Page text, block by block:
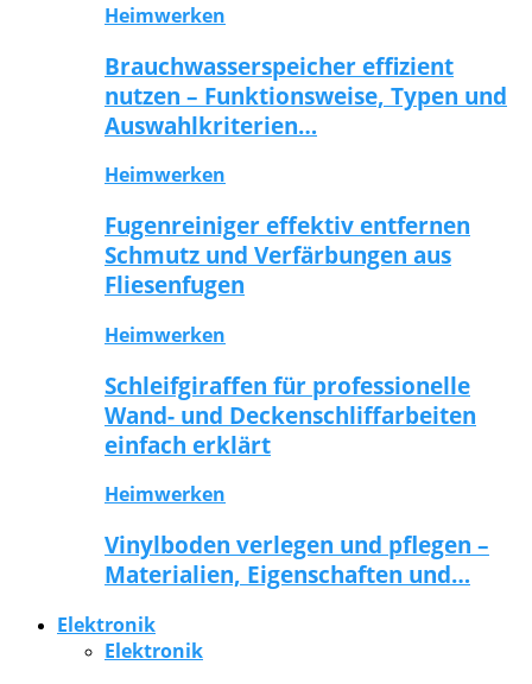
Heimwerken
Brauchwasserspeicher effizient
nutzen – Funktionsweise, Typen und
Auswahlkriterien…
Heimwerken
Fugenreiniger effektiv entfernen
Schmutz und Verfärbungen aus
Fliesenfugen
Heimwerken
Schleifgiraffen für professionelle
Wand- und Deckenschliffarbeiten
einfach erklärt
Heimwerken
Vinylboden verlegen und pflegen –
Materialien, Eigenschaften und…
Elektronik
Elektronik